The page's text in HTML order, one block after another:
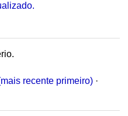
recente primeiro) ·